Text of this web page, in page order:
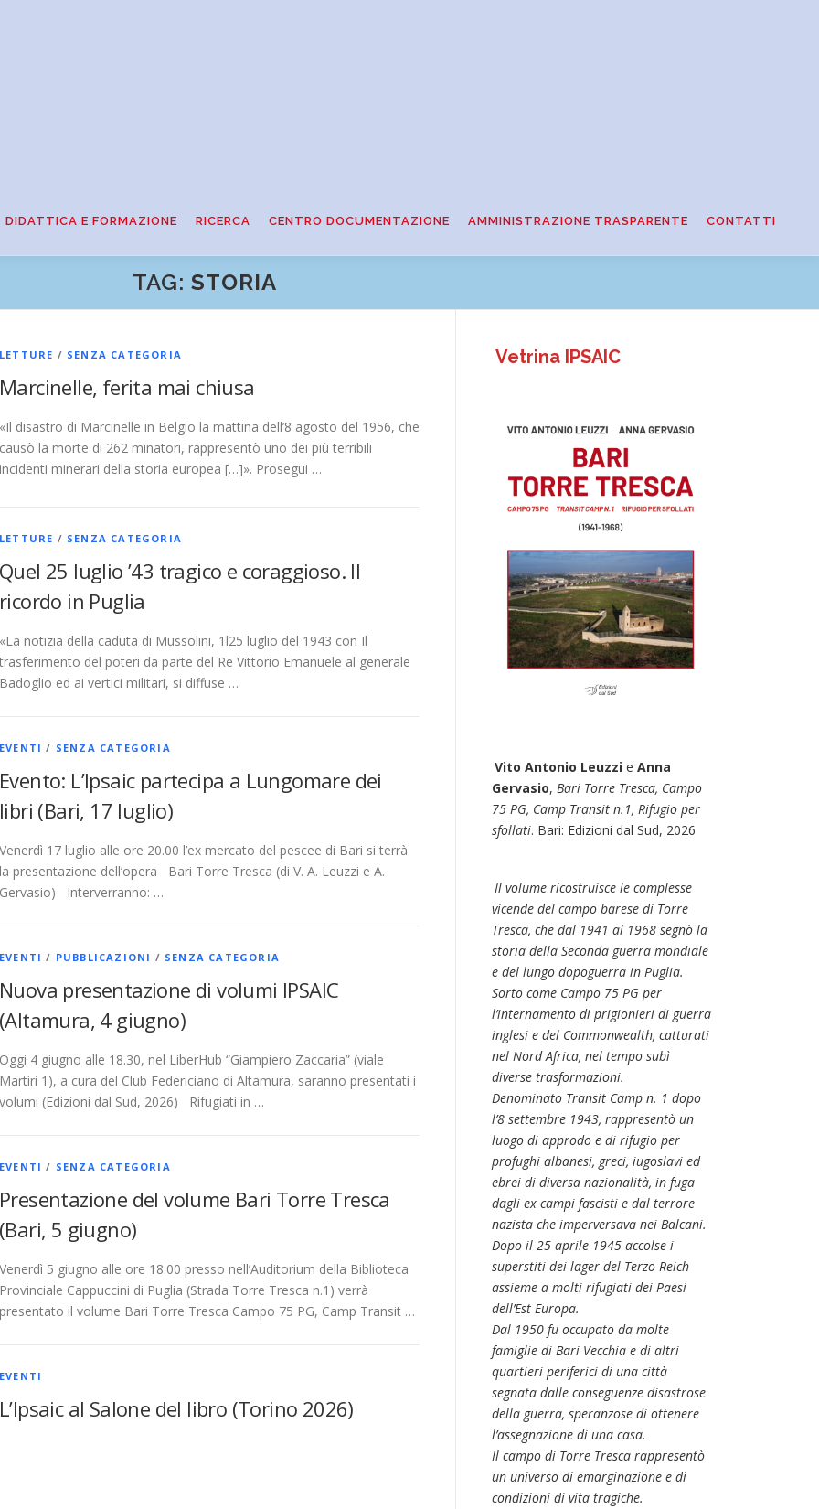
DIDATTICA E FORMAZIONE RICERCA CENTRO DOCUMENTAZIONE AMMINISTRAZIONE TRASPARENTE CONTATTI
TAG: STORIA
LETTURE / SENZA CATEGORIA
Marcinelle, ferita mai chiusa
«Il disastro di Marcinelle in Belgio la mattina dell’8 agosto del 1956, che
causò la morte di 262 minatori, rappresentò uno dei più terribili
incidenti minerari della storia europea […]». Prosegui …
LETTURE / SENZA CATEGORIA
Quel 25 luglio ’43 tragico e coraggioso. Il
ricordo in Puglia
«La notizia della caduta di Mussolini, 1l25 luglio del 1943 con Il
trasferimento del poteri da parte del Re Vittorio Emanuele al generale
Badoglio ed ai vertici militari, si diffuse …
EVENTI / SENZA CATEGORIA
Evento: L’Ipsaic partecipa a Lungomare dei
libri (Bari, 17 luglio)
Venerdì 17 luglio alle ore 20.00 l’ex mercato del pescee di Bari si terrà
la presentazione dell’opera Bari Torre Tresca (di V. A. Leuzzi e A.
Gervasio) Interverranno: …
EVENTI / PUBBLICAZIONI / SENZA CATEGORIA
Nuova presentazione di volumi IPSAIC
(Altamura, 4 giugno)
Oggi 4 giugno alle 18.30, nel LiberHub “Giampiero Zaccaria” (viale
Martiri 1), a cura del Club Federiciano di Altamura, saranno presentati i
volumi (Edizioni dal Sud, 2026) Rifugiati in …
EVENTI / SENZA CATEGORIA
Presentazione del volume Bari Torre Tresca
(Bari, 5 giugno)
Venerdì 5 giugno alle ore 18.00 presso nell’Auditorium della Biblioteca
Provinciale Cappuccini di Puglia (Strada Torre Tresca n.1) verrà
presentato il volume Bari Torre Tresca Campo 75 PG, Camp Transit …
EVENTI
L’Ipsaic al Salone del libro (Torino 2026)
Vetrina IPSAIC
Vito Antonio Leuzzie Anna
Gervasio, Bari Torre Tresca, Campo
75 PG, Camp Transit n.1, Rifugio per
sfollati. Bari: Edizioni dal Sud, 2026
Il volume ricostruisce le complesse
vicende del campo barese di Torre
Tresca, che dal 1941 al 1968 segnò la
storia della Seconda guerra mondiale
e del lungo dopoguerra in Puglia.
Sorto come Campo 75 PG per
l’internamento di prigionieri di guerra
inglesi e del Commonwealth, catturati
nel Nord Africa, nel tempo subì
diverse trasformazioni.
Denominato Transit Camp n. 1 dopo
l’8 settembre 1943, rappresentò un
luogo di approdo e di rifugio per
profughi albanesi, greci, iugoslavi ed
ebrei di diversa nazionalità, in fuga
dagli ex campi fascisti e dal terrore
nazista che imperversava nei Balcani.
Dopo il 25 aprile 1945 accolse i
superstiti dei lager del Terzo Reich
assieme a molti rifugiati dei Paesi
dell’Est Europa.
Dal 1950 fu occupato da molte
famiglie di Bari Vecchia e di altri
quartieri periferici di una città
segnata dalle conseguenze disastrose
della guerra, speranzose di ottenere
l’assegnazione di una casa.
Il campo di Torre Tresca rappresentò
un universo di emarginazione e di
condizioni di vita tragiche.